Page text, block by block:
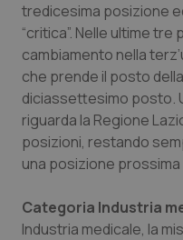
tredicesima posizione
“critica”. Nelle ultime
cambiamento nella
che prende il posto
diciassettesimo posto.
riguarda la Regione
posizioni, restando
una posizione prossima
Categoria Industria
Industria medicale, la